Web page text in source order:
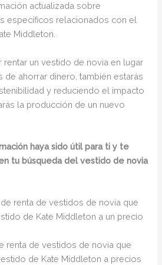
actualizada sobre
específicos relacionados con el
Middleton.
rentar un vestido de novia en lugar
de ahorrar dinero, también estarás
y reduciendo el impacto
la producción de un nuevo
haya sido útil para ti y te
tu búsqueda del vestido de novia
renta de vestidos de novia que
de Kate Middleton a un precio
renta de vestidos de novia que
de Kate Middleton a precios